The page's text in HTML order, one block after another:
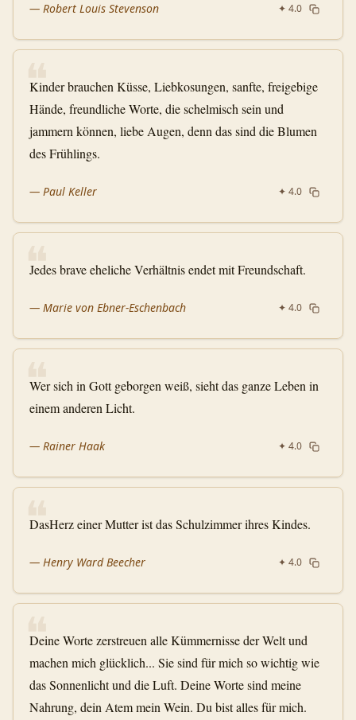
— Robert Louis Stevenson ✦ 4.0
❝
Kinder brauchen Küsse, Liebkosungen, sanfte, freigebige
Hände, freundliche Worte, die schelmisch sein und
jammern können, liebe Augen, denn das sind die Blumen
des Frühlings.
— Paul Keller ✦ 4.0
❝
Jedes brave eheliche Verhältnis endet mit Freundschaft.
— Marie von Ebner-Eschenbach ✦ 4.0
❝
Wer sich in Gott geborgen weiß, sieht das ganze Leben in
einem anderen Licht.
— Rainer Haak ✦ 4.0
❝
DasHerz einer Mutter ist das Schulzimmer ihres Kindes.
— Henry Ward Beecher ✦ 4.0
❝
Deine Worte zerstreuen alle Kümmernisse der Welt und
machen mich glücklich... Sie sind für mich so wichtig wie
das Sonnenlicht und die Luft. Deine Worte sind meine
Nahrung, dein Atem mein Wein. Du bist alles für mich.